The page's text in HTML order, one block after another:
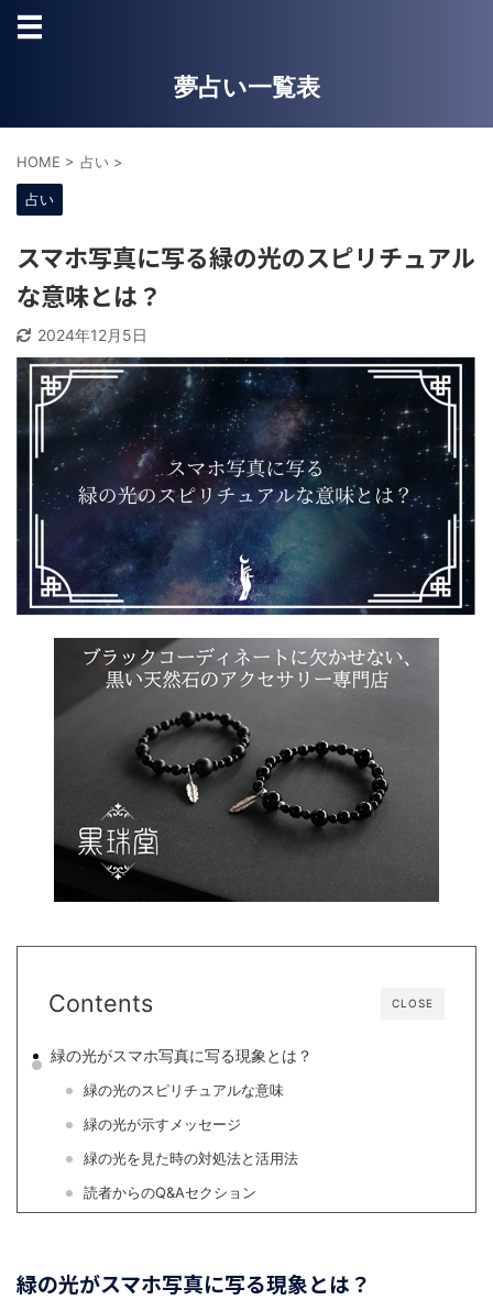
夢占い一覧表
HOME > 占い >
占い
スマホ写真に写る緑の光のスピリチュアル
な意味とは？
2024年12月5日
CLOSE
Contents
緑の光がスマホ写真に写る現象とは？
緑の光のスピリチュアルな意味
緑の光が示すメッセージ
緑の光を見た時の対処法と活用法
読者からのQ&Aセクション
緑の光がスマホ写真に写る現象とは？